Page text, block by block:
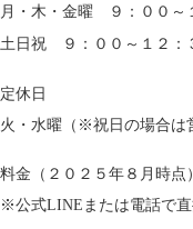
月・木・金曜
９：００ ～
土日祝
９：００ ～ １２：
定休日
火・水曜（※祝日の場合は
料金（２０２５年８月時点）
※公式LINEまたは電話で直